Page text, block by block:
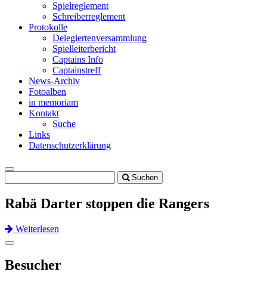
Spielreglement
Schreiberreglement
Protokolle
Delegiertenversammlung
Spielleiterbericht
Captains Info
Captainstreff
News-Archiv
Fotoalben
in memoriam
Kontakt
Suche
Links
Datenschutzerklärung
Toggle
navigation
Suchen
Rabä Darter stoppen die Rangers
Weiterlesen
Previous
Next
Toggle
Besucher